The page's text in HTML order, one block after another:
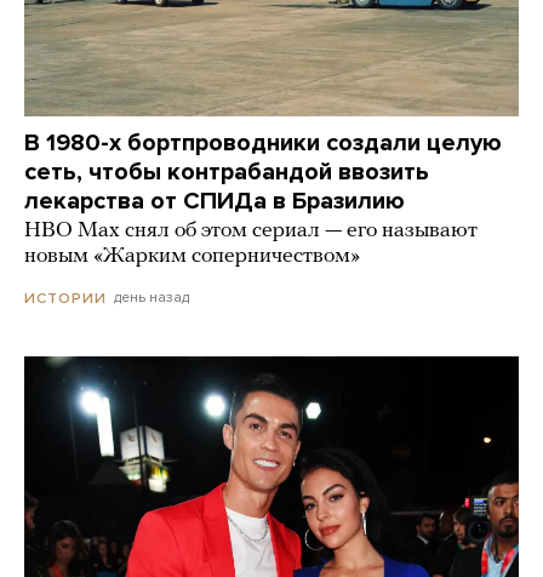
В 1980-х бортпроводники создали целую
сеть, чтобы контрабандой ввозить
лекарства от СПИДа в Бразилию
HBO Max снял об этом сериал — его называют
новым «Жарким соперничеством»
ИСТОРИИ день назад